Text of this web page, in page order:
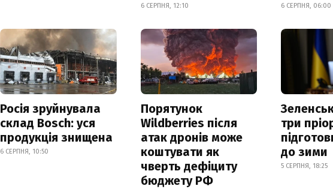
6 СЕРПНЯ, 12:10 6 СЕРПНЯ, 06:00
Росія зруйнувала
склад Bosch: уся
продукція знищена
6 СЕРПНЯ, 10:50
Порятунок
Wildberries після
атак дронів може
коштувати як
чверть дефіциту
бюджету РФ
три
до зими
5 СЕРПНЯ, 18:25